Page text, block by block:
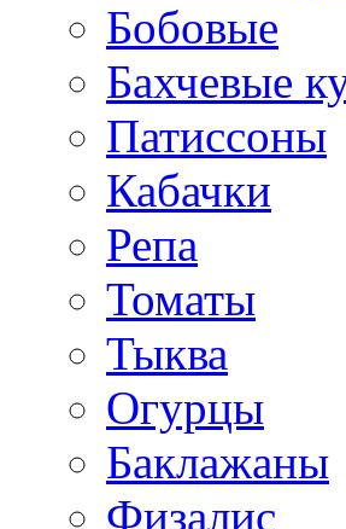
Бобовые
Бахчевые
Патиссоны
Кабачки
Репа
Томаты
Тыква
Огурцы
Баклажаны
Физалис